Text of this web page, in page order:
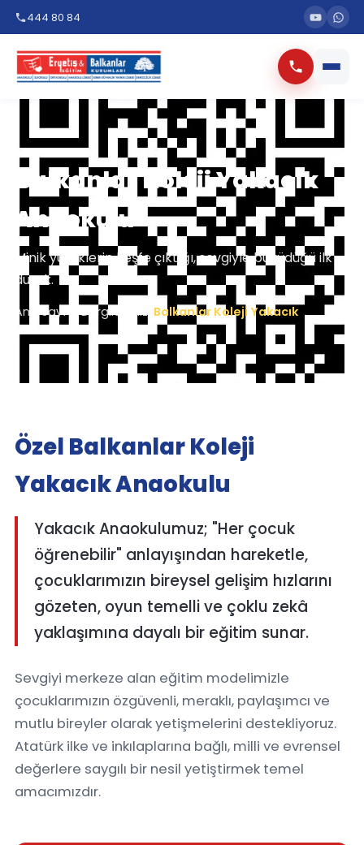
444 80 84
Balkanlar Koleji Yakacık
Anaokulu
Minik yüreklerin keşfe çıktığı, sevgiyle büyüdüğü ilk
durak.
Ana Sayfa /Dergilerimiz/ Balkanlar Koleji Yakacık
Özel Balkanlar Koleji
Yakacık Anaokulu
Yakacık Anaokulumuz; "Her çocuk
öğrenebilir" anlayışından hareketle,
çocuklarımızın bireysel gelişim hızlarını
gözeten, oyun temelli ve çoklu zekâ
yaklaşımına dayalı bir eğitim sunar.
Sevgiyi merkeze alan eğitim modelimizle
çocuklarımızın özgüvenli, meraklı, paylaşımcı ve
mutlu bireyler olarak yetişmelerini destekliyoruz.
Atatürk ilke ve inkılaplarına bağlı, milli ve evrensel
değerlere saygılı bir nesil yetiştirmek temel
amacımızdır.